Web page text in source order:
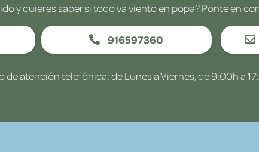
y quieres saber si todo va viento en popa? Ponte en
916597360
de atención telefónica: de Lunes a Viernes, de 9:00h a